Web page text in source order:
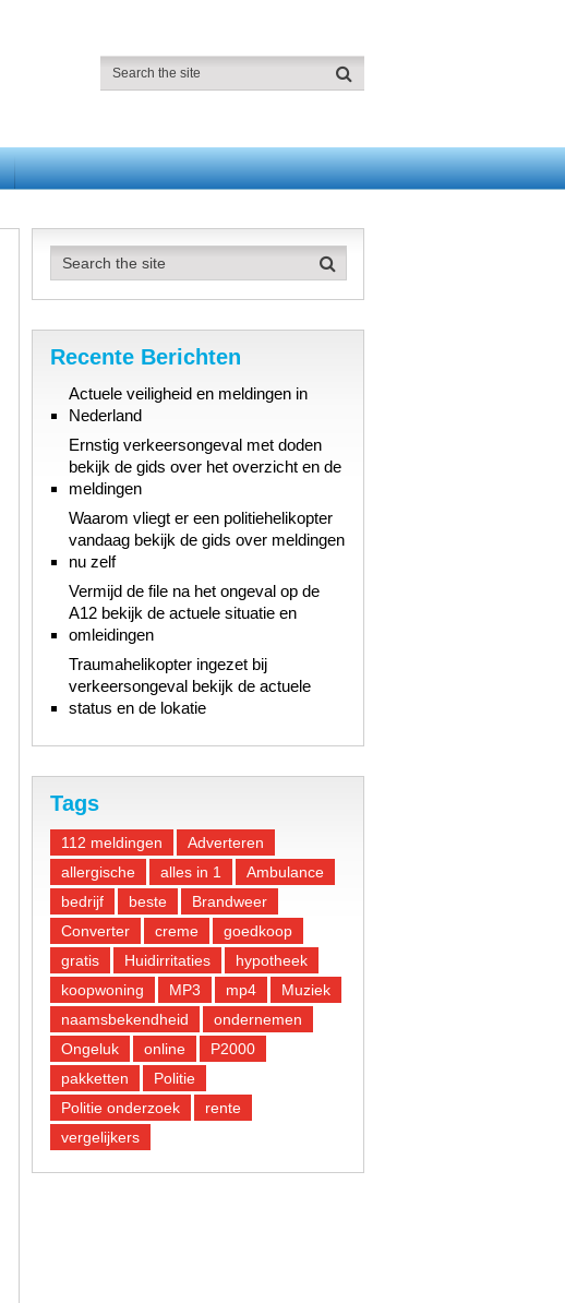
Recente Berichten
Actuele veiligheid en meldingen in
Nederland
Ernstig verkeersongeval met doden
bekijk de gids over het overzicht en de
meldingen
Waarom vliegt er een politiehelikopter
vandaag bekijk de gids over meldingen
nu zelf
Vermijd de file na het ongeval op de
A12 bekijk de actuele situatie en
omleidingen
Traumahelikopter ingezet bij
verkeersongeval bekijk de actuele
status en de lokatie
Tags
112 meldingen
Adverteren
allergische
alles in 1
Ambulance
bedrijf
beste
Brandweer
Converter
creme
goedkoop
gratis
Huidirritaties
hypotheek
koopwoning
MP3 mp4
Muziek
naamsbekendheid
ondernemen
Ongeluk
online
P2000
pakketten
Politie
Politie onderzoek
rente
vergelijkers